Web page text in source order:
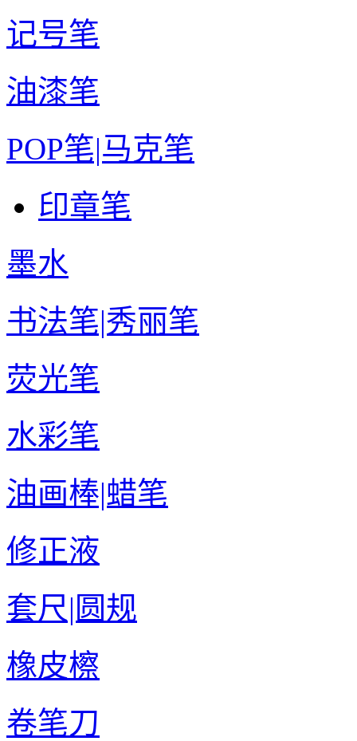
记号笔
油漆笔
POP笔|马克笔
印章笔
墨水
书法笔|秀丽笔
荧光笔
水彩笔
油画棒|蜡笔
修正液
套尺|圆规
橡皮檫
卷笔刀